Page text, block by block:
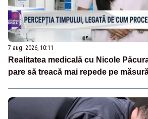
7 aug. 2026, 10:11
Realitatea medicală cu Nicole
pare să treacă mai repede pe